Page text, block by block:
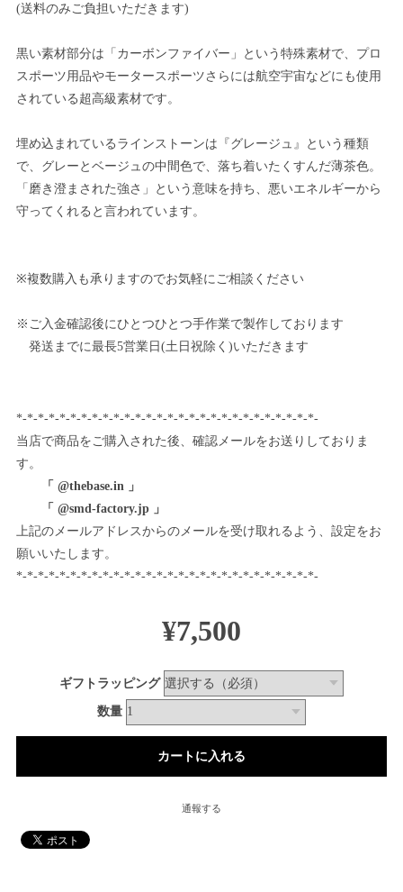
(送料のみご負担いただきます)
黒い素材部分は「カーボンファイバー」という特殊素材で、プロ
スポーツ用品やモータースポーツさらには航空宇宙などにも使用
されている超高級素材です。
埋め込まれているラインストーンは『グレージュ』という種類
で、グレーとベージュの中間色で、落ち着いたくすんだ薄茶色。
「磨き澄まされた強さ」という意味を持ち、悪いエネルギーから
守ってくれると言われています。
※複数購入も承りますのでお気軽にご相談ください
※ご入金確認後にひとつひとつ手作業で製作しております
発送までに最長5営業日(土日祝除く)いただきます
*-*-*-*-*-*-*-*-*-*-*-*-*-*-*-*-*-*-*-*-*-*-*-*-*-*-*-*-
当店で商品をご購入された後、確認メールをお送りしておりま
す。
「 @thebase.in 」
「 @smd-factory.jp 」
上記のメールアドレスからのメールを受け取れるよう、設定をお
願いいたします。
*-*-*-*-*-*-*-*-*-*-*-*-*-*-*-*-*-*-*-*-*-*-*-*-*-*-*-*-
¥7,500
ギフトラッピング
数量
通報する